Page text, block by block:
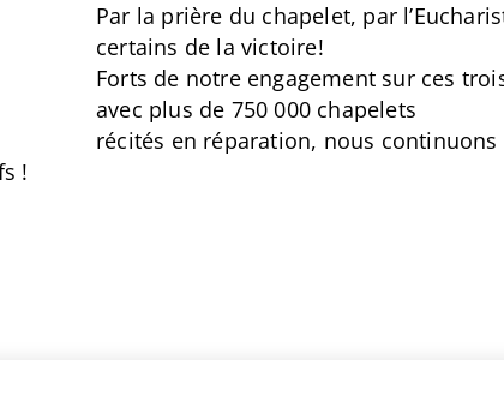
Par la prière du chapelet, par
certains de la victoire!
Forts de notre engagement sur ces
avec plus de 750 000 chapelets
récités en réparation, nous
!